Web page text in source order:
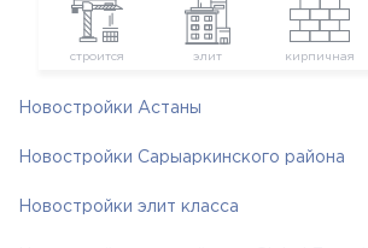
строится элит кирпичная
Новостройки Астаны
Новостройки Сарыаркинского района
Новостройки элит класса